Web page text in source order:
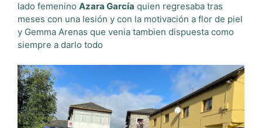
lado femenino Azara García quien regresaba tras
meses con una lesión y con la motivación a flor de piel
y Gemma Arenas que venia tambien dispuesta como
siempre a darlo todo